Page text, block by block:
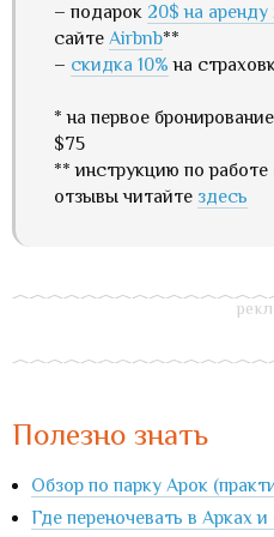
– подарок 20$ на
сайте Airbnb**
– скидка 10% на
* на первое
$75
** инструкцию по
отзывы читайте здесь
Полезно знать
Обзор по парку Арок
Где переночевать в Арках